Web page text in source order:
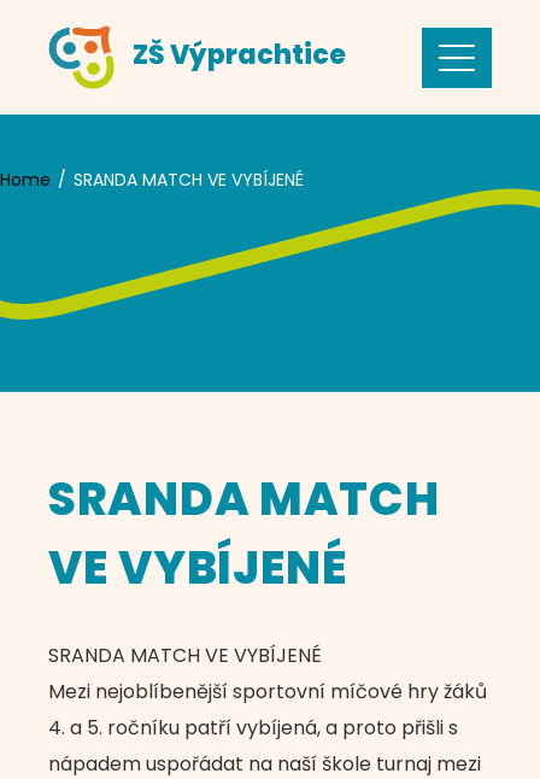
content
ZŠ Výprachtice
Home SRANDA MATCH VE VYBÍJENÉ
SRANDA MATCH
VE VYBÍJENÉ
SRANDA MATCH VE VYBÍJENÉ
Mezi nejoblíbenější sportovní míčové hry žáků
4. a 5. ročníku patří vybíjená, a proto přišli s
nápadem uspořádat na naší škole turnaj mezi